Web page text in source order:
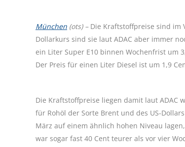
München (ots) – Die Kraftstoffpreise sind im
Dollarkurs sind sie laut ADAC aber immer
ein Liter Super E10 binnen Wochenfrist um
Der Preis für einen Liter Diesel ist um 1,9
Die Kraftstoffpreise liegen damit laut ADAC
für Rohöl der Sorte Brent und des US-
März auf einem ähnlich hohen Niveau
war sogar fast 40 Cent teurer als vor vier